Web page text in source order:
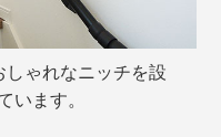
ゃれなニッチを設
ます。